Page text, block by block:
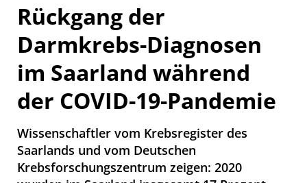
Rückgang der
Darmkrebs-Diagnosen
im Saarland während
der COVID-19-Pandemie
Wissenschaftler vom Krebsregister des
Saarlands und vom Deutschen
Krebsforschungszentrum zeigen: 2020